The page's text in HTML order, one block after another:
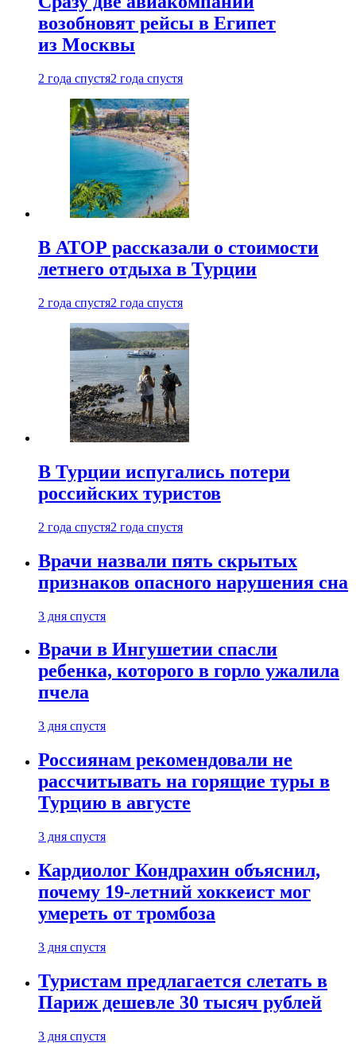
возобновят рейсы в Египет
из Москвы
2 года спустя2 года спустя
В АТОР рассказали о стоимости
летнего отдыха в Турции
2 года спустя2 года спустя
В Турции испугались потери
российских туристов
2 года спустя2 года спустя
Врачи назвали пять скрытых
признаков опасного нарушения сна
3 дня спустя
Врачи в Ингушетии спасли
ребенка, которого в горло ужалила
пчела
3 дня спустя
Россиянам рекомендовали не
рассчитывать на горящие туры в
Турцию в августе
3 дня спустя
Кардиолог Кондрахин объяснил,
почему 19-летний хоккеист мог
умереть от тромбоза
3 дня спустя
Туристам предлагается слетать в
Париж дешевле 30 тысяч рублей
3 дня спустя